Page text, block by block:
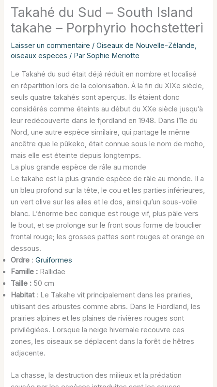
Takahé du Sud – South Island
takahe – Porphyrio hochstetteri
Laisser un commentaire /Oiseaux de Nouvelle-Zélande,
oiseaux especes / ParSophie Meriotte
Le Takahé du sud était déjà réduit en nombre et localisé
en répartition lors de la colonisation. À la fin du XIXe siècle,
seuls quatre takahés sont aperçus. Ils étaient donc
considérés comme éteints au début du XXe siècle jusqu’à
leur redécouverte dans le fjordland en 1948. Dans l’île du
Nord, une autre espèce similaire, qui partage le même
ancêtre que le pūkeko, était connue sous le nom de moho,
mais elle est éteinte depuis longtemps.
La plus grande espèce de râle au monde
Le takahe est la plus grande espèce de râle au monde. Il a
un bleu profond sur la tête, le cou et les parties inférieures,
un vert olive sur les ailes et le dos, ainsi qu’un sous-voile
blanc. L’énorme bec conique est rouge vif, plus pâle vers
le bout, et se prolonge sur le front sous forme de bouclier
frontal rouge; les grosses pattes sont rouges et orange en
dessous.
Ordre :Gruiformes
Famille : Rallidae
Taille : 50 cm
Habitat: Le Takahe vit principalement dans les prairies,
utilisant des arbustes comme abris. Dans le Fiordland, les
prairies alpines et les plaines de rivières rouges sont
privilégiées. Lorsque la neige hivernale recouvre ces
zones, les oiseaux se déplacent dans la forêt de hêtres
adjacente.
La chasse, la destruction des milieux et la prédation